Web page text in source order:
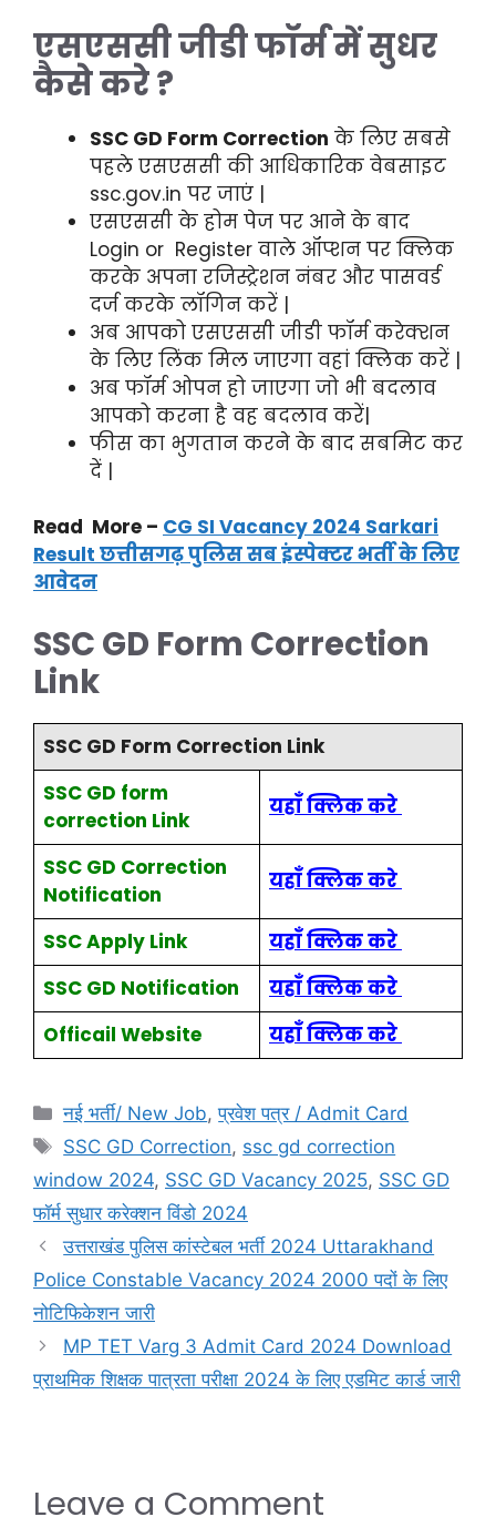
एसएससी जीडी फॉर्म में सुधर
कैसे करे ?
SSC GD Form Correction के लिए सबसे
पहले एसएससी की आधिकारिक वेबसाइट
ssc.gov.in पर जाएं |
एसएससी के होम पेज पर आने के बाद
Login or Register वाले ऑप्शन पर क्लिक
करके अपना रजिस्ट्रेशन नंबर और पासवर्ड
दर्ज करके लॉगिन करें |
अब आपको एसएससी जीडी फॉर्म करेक्शन
के लिए लिंक मिल जाएगा वहां क्लिक करें |
अब फॉर्म ओपन हो जाएगा जो भी बदलाव
आपको करना है वह बदलाव करें|
फीस का भुगतान करने के बाद सबमिट कर
दें |
Read More – CG SI Vacancy 2024 Sarkari
Result छत्तीसगढ़ पुलिस सब इंस्पेक्टर भर्ती के लिए
आवेदन
SSC GD Form Correction
Link
SSC GD Form Correction Link
SSC GD form
correction Link
यहाँ क्लिक करे
SSC GD Correction
Notification
यहाँ क्लिक करे
SSC Apply Link
यहाँ क्लिक करे
SSC GD Notification
यहाँ क्लिक करे
Officail Website
यहाँ क्लिक करे
नई भर्ती/ New Job,प्रवेश पत्र / Admit Card
SSC GD Correction, ssc gd correction
window 2024, SSC GD Vacancy 2025, SSC GD
फॉर्म सुधार करेक्शन विंडो 2024
उत्तराखंड पुलिस कांस्टेबल भर्ती 2024 Uttarakhand
Police Constable Vacancy 2024 2000 पदों के लिए
नोटिफिकेशन जारी
MP TET Varg 3 Admit Card 2024 Download
प्राथमिक शिक्षक पात्रता परीक्षा 2024 के लिए एडमिट कार्ड जारी
Leave a Comment